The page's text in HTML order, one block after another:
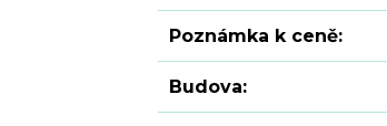
Poznámka k ceně:
Budova: